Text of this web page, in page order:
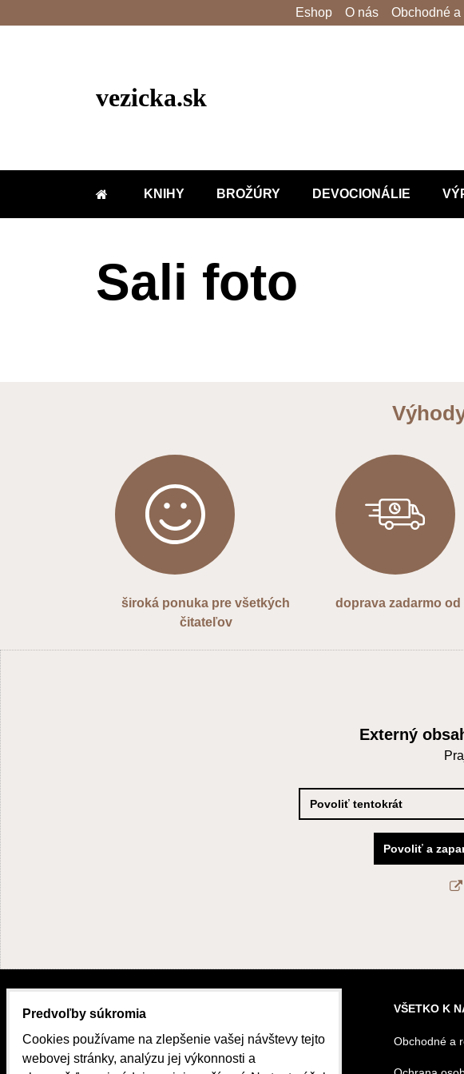
vezicka.sk
DOMOV
KNIHY BROŽÚRY DEVOCIONÁLIE
Eshop O nás Obchodné
Sali foto
široká ponuka pre všetkých
čitateľov
doprava zadarmo od
Externý
Povoliť tentokrát
Povoliť a
KONTAKTY
Hollého 1023/5, 052 01 Spišská Nová Ves
+421 911 388 411
VŠETKO K
Obchodné a
Predvoľby súkromia
Cookies používame na zlepšenie vašej návštevy tejto
webovej stránky, analýzu jej výkonnosti a